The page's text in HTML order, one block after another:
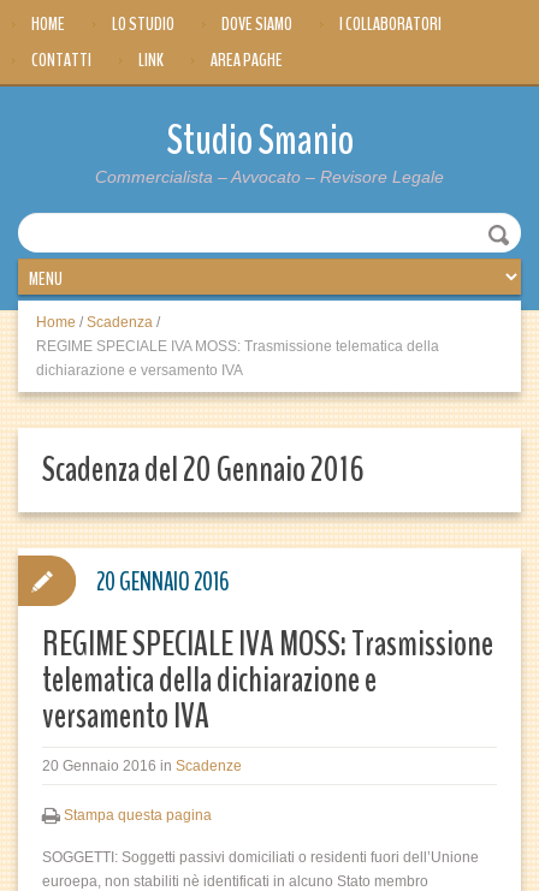
HOME LO STUDIO DOVE SIAMO
I COLLABORATORI
CONTATTI
LINK AREA PAGHE
Studio Smanio
Commercialista – Avvocato – Revisore Legale
Home / Scadenza /
REGIME SPECIALE IVA MOSS: Trasmissione telematica della
dichiarazione e versamento IVA
Scadenza del 20 Gennaio 2016
REGIME SPECIALE IVA MOSS: Trasmissione
telematica della dichiarazione e
versamento IVA
20 Gennaio 2016 in Scadenze
Stampa questa pagina
SOGGETTI: Soggetti passivi domiciliati o residenti fuori dell’Unione
euroepa, non stabiliti nè identificati in alcuno Stato membro
20 GENNAIO 2016